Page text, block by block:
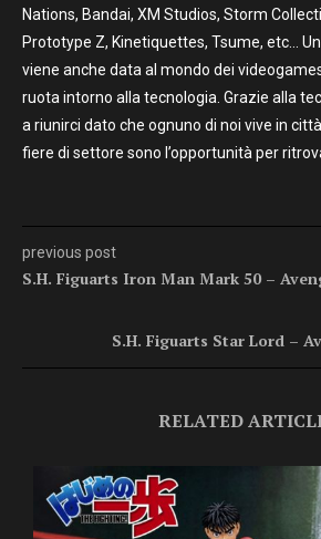
Nations, Bandai, XM Studios, Storm
Prototype Z, Kinetiquettes, Tsume, etc…
viene anche data al mondo dei
ruota intorno alla tecnologia. Grazie alla
a riunirci dato che ognuno di noi vive in
fiere di settore sono l’opportunità per
previous post
S.H. Figuarts Iron Man Mark 50 –
S.H. Figuarts Star Lord –
RELATED